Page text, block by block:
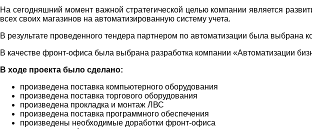
На сегодняшний момент важной стратегической целью компании является
всех своих магазинов на автоматизированную систему учета.
В результате проведенного тендера партнером по автоматизации была выбрана
В качестве фронт-офиса была выбрана разработка компании «Автоматизации
В ходе проекта было сделано:
произведена поставка компьютерного оборудования
произведена поставка торгового оборудования
произведена прокладка и монтаж ЛВС
произведена поставка программного обеспечения
произведены необходимые доработки фронт-офиса